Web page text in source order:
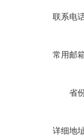
联系电
常用邮
省
详细地